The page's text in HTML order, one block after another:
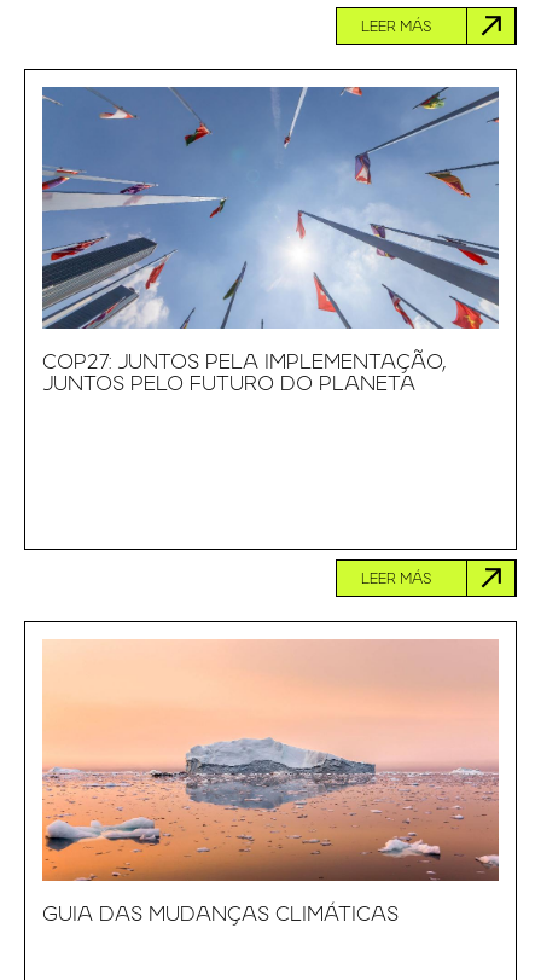
LEER MÁS
COP27: JUNTOS PELA IMPLEMENTAÇÃO,
JUNTOS PELO FUTURO DO PLANETA
LEER MÁS
GUIA DAS MUDANÇAS CLIMÁTICAS